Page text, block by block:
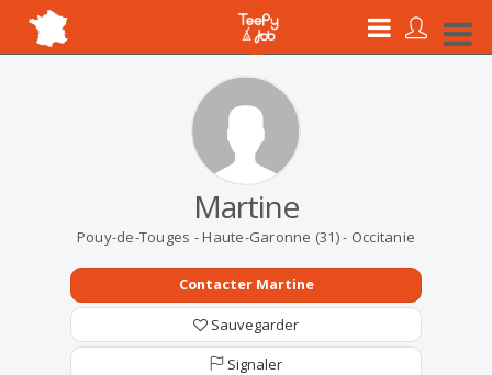
Martine
Pouy-de-Touges - Haute-Garonne (31) - Occitanie
Contacter Martine
Sauvegarder
Signaler